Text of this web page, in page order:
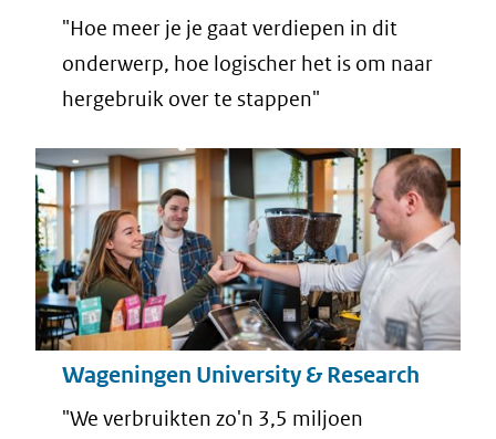
"Hoe meer je je gaat verdiepen in dit
onderwerp, hoe logischer het is om naar
hergebruik over te stappen"
Wageningen University & Research
"We verbruikten zo'n 3,5 miljoen